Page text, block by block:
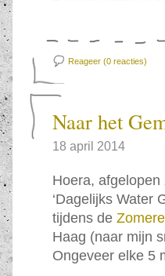
Reageer (0 reacties)
Naar het
18 april 2014
Hoera,
‘Dagelijks Water
tijdens de
Haag (naar mijn
Ongeveer elke 5